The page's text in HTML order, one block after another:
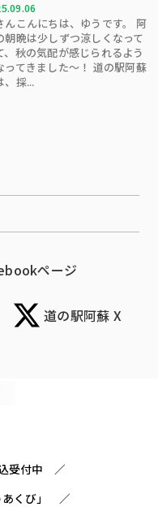
んこんにちは、ゆうです。 阿
朝晩は少しずつ涼しくなって
、秋の気配が感じられるよう
ってきました〜！ 道の駅阿蘇
、採...
ページ
道の駅阿蘇 X
受付中
くび」